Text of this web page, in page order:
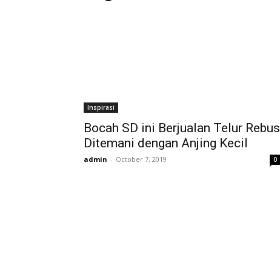
Inspirasi
Bocah SD ini Berjualan Telur Rebus
Ditemani dengan Anjing Kecil
admin - October 7, 2019 0